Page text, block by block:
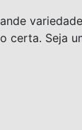
certa. Seja